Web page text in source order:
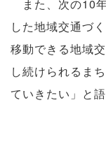
また、次の10
した地域交通づ
移動できる地域
し続けられるま
ていきたい」と語